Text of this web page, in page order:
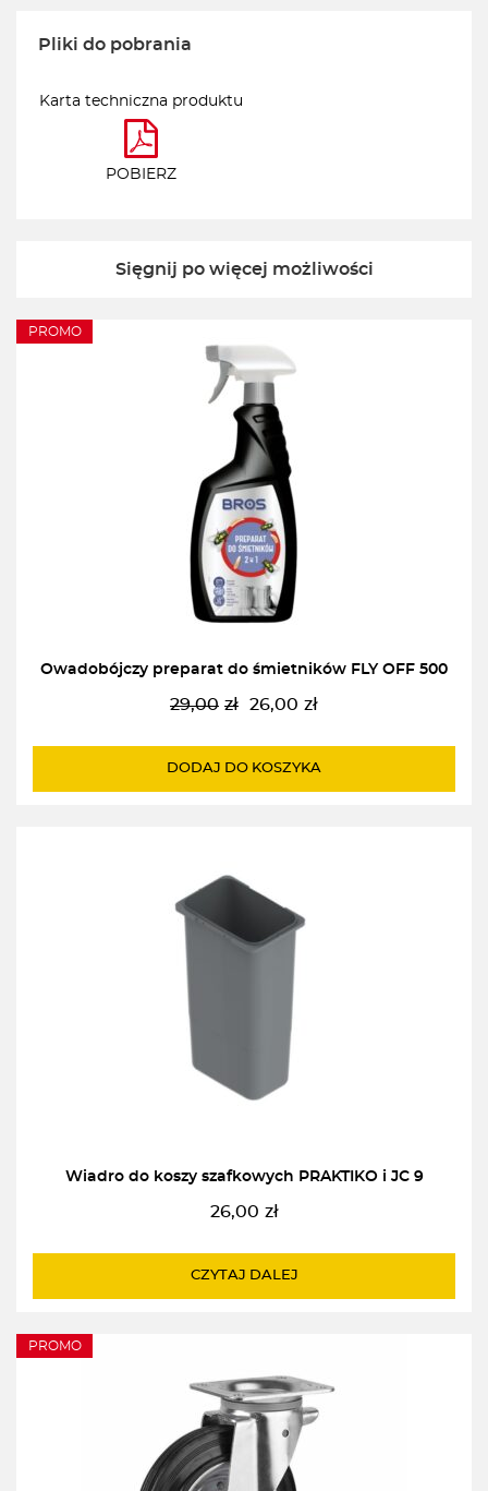
Pliki do pobrania
Karta techniczna produktu
POBIERZ
Sięgnij po więcej możliwości
PROMO
Owadobójczy preparat do śmietników FLY OFF 500
29,00 zł
Pierwotna
wynosiła:
26,00 zł
Aktualna
wynosi:
DODAJ DO KOSZYKA
Wiadro do koszy szafkowych PRAKTIKO i JC 9
26,00 zł
CZYTAJ DALEJ
PROMO